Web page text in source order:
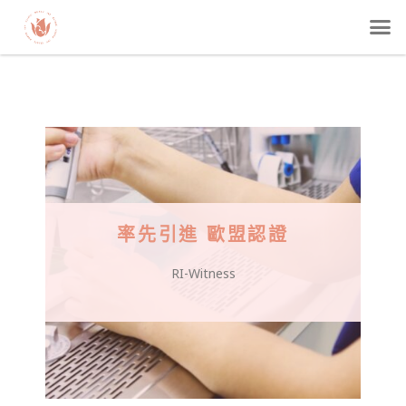
率先引進 歐盟認證
RI-Witness